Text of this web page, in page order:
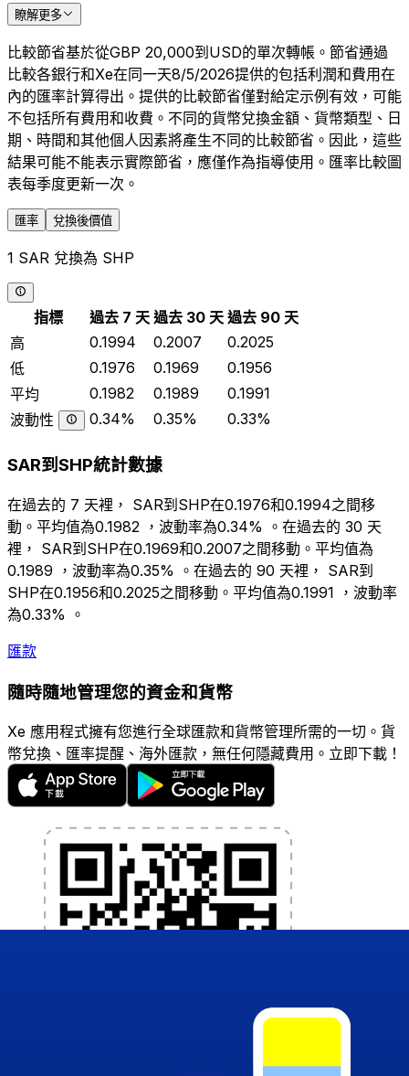
瞭解更多
比較節省基於從GBP 20,000到USD的單次轉帳。節省通過
比較各銀行和Xe在同一天8/5/2026提供的包括利潤和費用在
內的匯率計算得出。提供的比較節省僅對給定示例有效，可能
不包括所有費用和收費。不同的貨幣兌換金額、貨幣類型、日
期、時間和其他個人因素將產生不同的比較節省。因此，這些
結果可能不能表示實際節省，應僅作為指導使用。匯率比較圖
表每季度更新一次。
匯率 兌換後價值
1 SAR 兌換為 SHP
指標 過去 7 天 過去 30 天 過去 90 天
高
0.1994 0.2007
0.2025
低
0.1976 0.1969
0.1956
平均
0.1982 0.1989
0.1991
波動性
0.34% 0.35% 0.33%
SAR到SHP統計數據
在過去的 7 天裡， SAR到SHP在0.1976和0.1994之間移
動。平均值為0.1982 ，波動率為0.34% 。在過去的 30 天
裡， SAR到SHP在0.1969和0.2007之間移動。平均值為
0.1989 ，波動率為0.35% 。在過去的 90 天裡， SAR到
SHP在0.1956和0.2025之間移動。平均值為0.1991 ，波動率
為0.33% 。
匯款
隨時隨地管理您的資金和貨幣
Xe 應用程式擁有您進行全球匯款和貨幣管理所需的一切。貨
幣兌換、匯率提醒、海外匯款，無任何隱藏費用。立即下載！